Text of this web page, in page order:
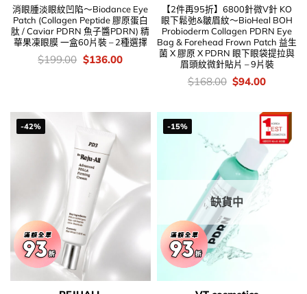
消眼腫淡眼紋凹陷～Biodance Eye
Patch (Collagen Peptide 膠原蛋白
肽 / Caviar PDRN 魚子醬PDRN) 精
華果凍眼膜 一盒60片裝 – 2種選擇
價
錢：
$199.00 Original
price
$136.00Current
【2件再95折】6800針微V針 KO
眼下鬆弛&皺眉紋～BioHeal BOH
Probioderm Collagen PDRN Eye
Bag & Forehead Frown Patch 益生
菌 X 膠原 X PDRN 眼下眼袋提拉與
眉頭紋微針貼片 – 9片裝
價
錢：
$168.00 Original
price
$168.00.
$94.00Current
$94.00.
-42% -15%
缺貨中